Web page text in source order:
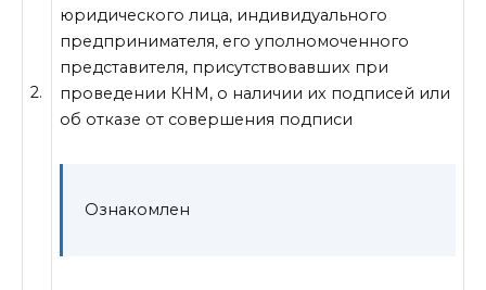
2.
юридического лица, индивидуального
предпринимателя, его уполномоченного
представителя, присутствовавших при
проведении КНМ, о наличии их подписей или
об отказе от совершения подписи
Ознакомлен